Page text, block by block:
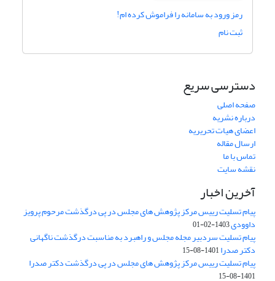
رمز ورود به سامانه را فراموش کرده ام!
ثبت نام
دسترسی سریع
صفحه اصلی
درباره نشریه
اعضای هیات تحریریه
ارسال مقاله
تماس با ما
نقشه سایت
آخرین اخبار
پیام تسلیت رییس مرکز پژوهش های مجلس در پی درگذشت مرحوم پرویز
داوودی1403-02-01
پیام تسلیت سردبیر مجله مجلس و راهبرد به مناسبت درگذشت ناگهانی
دکتر صدرا1401-08-15
پیام تسلیت رییس مرکز پژوهش های مجلس در پی درگذشت دکتر صدرا
1401-08-15